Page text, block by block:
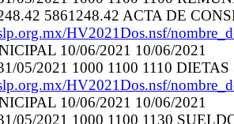
5861248.42 ACTA DE
HV2021Dos.nsf/
10/06/2021 10/06/2021
05/2021 1000 1100 1110
HV2021Dos.nsf/
10/06/2021 10/06/2021
05/2021 1000 1100 1130